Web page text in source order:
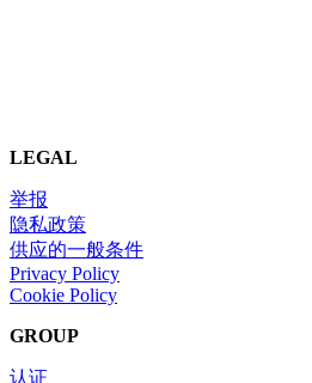
LEGAL
举报
隐私政策
供应的一般条件
Privacy Policy
Cookie Policy
GROUP
认证